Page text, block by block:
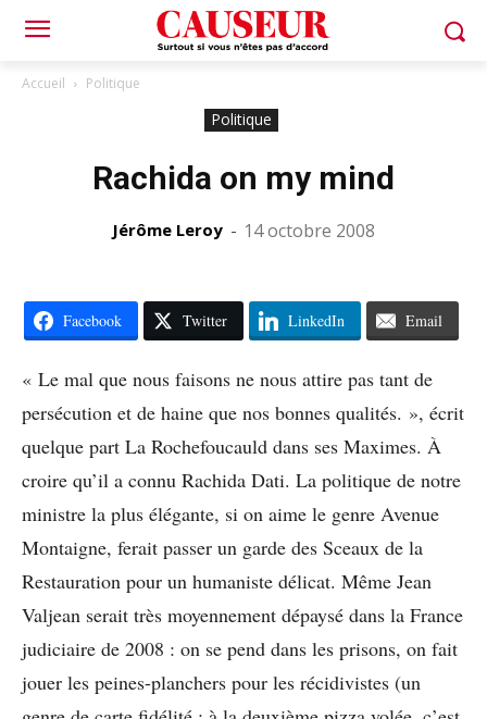
Accueil Politique
Politique
Rachida on my mind
Jérôme Leroy - 14 octobre 2008
Facebook Twitter LinkedIn Email
« Le mal que nous faisons ne nous attire pas tant de
persécution et de haine que nos bonnes qualités. », écrit
quelque part La Rochefoucauld dans ses Maximes. À
croire qu’il a connu Rachida Dati. La politique de notre
ministre la plus élégante, si on aime le genre Avenue
Montaigne, ferait passer un garde des Sceaux de la
Restauration pour un humaniste délicat. Même Jean
Valjean serait très moyennement dépaysé dans la France
judiciaire de 2008 : on se pend dans les prisons, on fait
jouer les peines-planchers pour les récidivistes (un